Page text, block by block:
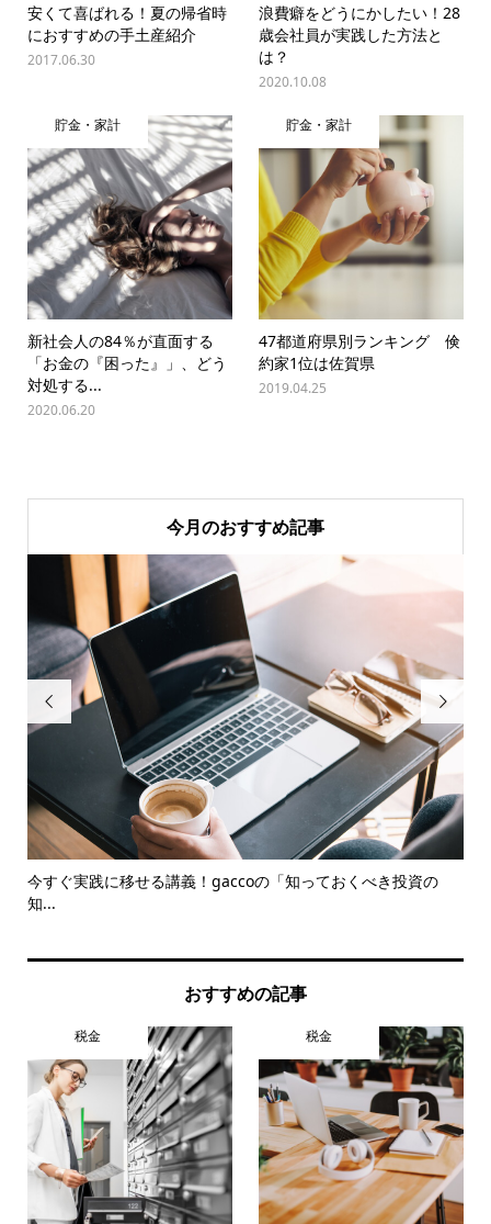
安くて喜ばれる！夏の帰省時
におすすめの手土産紹介
2017.06.30
浪費癖をどうにかしたい！28
歳会社員が実践した方法と
は？
2020.10.08
貯金・家計
新社会人の84％が直面する
「お金の『困った』」、どう
対処する...
2020.06.20
貯金・家計
47都道府県別ランキング 倹
約家1位は佐賀県
2019.04.25
今月のおすすめ記事

今すぐ実践に移せる講義！gaccoの「知っておくべき投資の
知...

おすすめの記事
税金 税金